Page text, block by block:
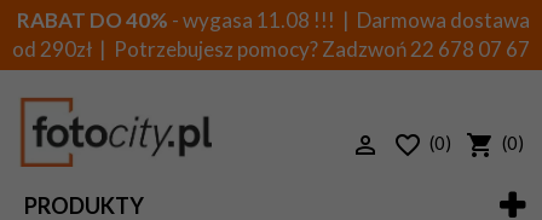
RABAT DO 40% - wygasa 11.08 !!! | Darmowa dostawa
od 290zł | Potrzebujesz pomocy? Zadzwoń22 678 07 67
PRODUKTY
(0) (0)